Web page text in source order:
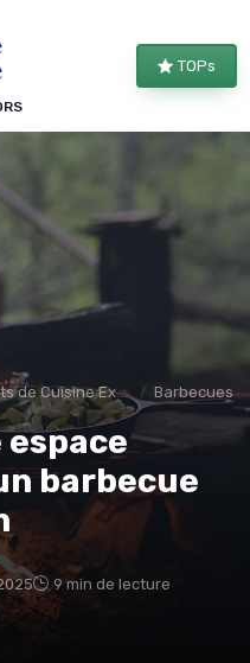
TOPs
Cuisine Extérieure Barbecues
barbecue
9 min de lecture